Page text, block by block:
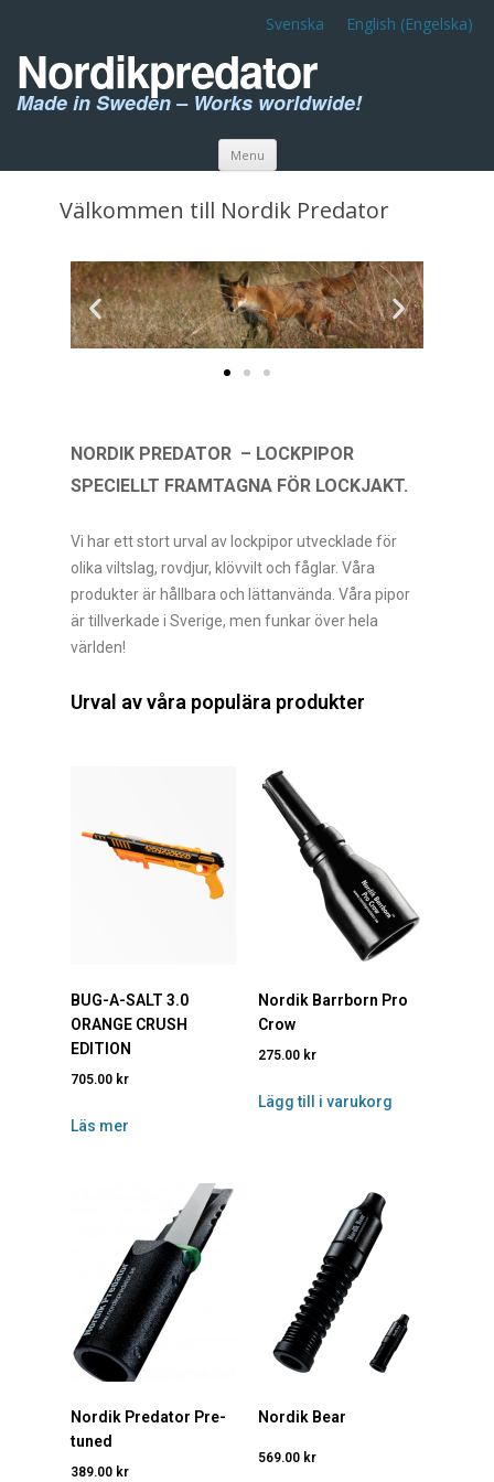
Svenska English (Engelska)
Nordikpredator
Made in Sweden – Works worldwide!
Menu Skip to content
Välkommen till Nordik Predator
NORDIK PREDATOR – LOCKPIPOR
SPECIELLT FRAMTAGNA FÖR LOCKJAKT.
Vi har ett stort urval av lockpipor utvecklade för
olika viltslag, rovdjur, klövvilt och fåglar. Våra
produkter är hållbara och lättanvända. Våra pipor
är tillverkade i Sverige, men funkar över hela
världen!
Urval av våra populära produkter
BUG-A-SALT 3.0
ORANGE CRUSH
EDITION
705.00 kr
Läs mer
Nordik Barrborn Pro
Crow
275.00 kr
Lägg till i varukorg
Nordik Predator Pre-
tuned
389.00 kr
Nordik Bear
569.00 kr